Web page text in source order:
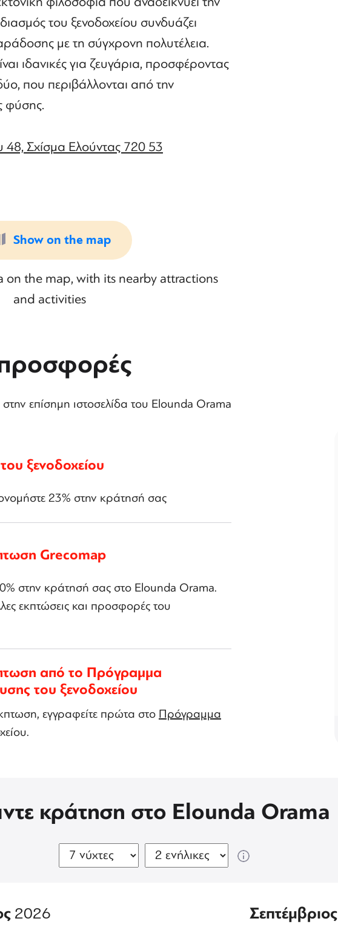
του ξενοδοχείου συνδυάζει
με τη σύγχρονη πολυτέλεια.
ιδανικές για ζευγάρια, προσφέροντας
που περιβάλλονται από την
φύσης.
Σχίσμα Ελούντας 720 53
Show on the map
on the map, with its nearby attractions
and activities
προσφορές
επίσημη ιστοσελίδα του Elounda Orama
ξενοδοχείου
23% στην κράτησή σας
Grecomap
στην κράτησή σας στο Elounda Orama.
εκπτώσεις και προσφορές του
από το Πρόγραμμα
του ξενοδοχείου
εγγραφείτε πρώτα στοΠρόγραμμα
κράτηση στο Elounda Orama
2026 Σεπτέμβριος